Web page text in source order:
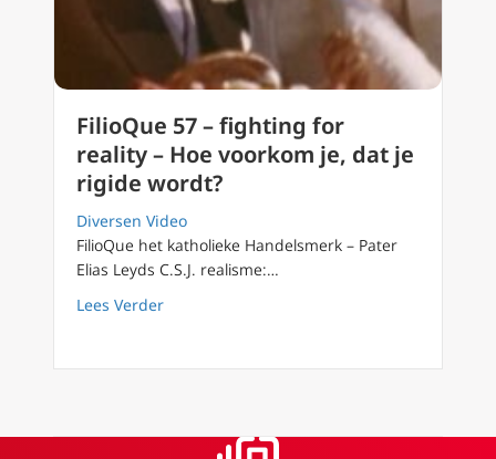
FilioQue 57 – fighting for
reality – Hoe voorkom je, dat je
rigide wordt?
Diversen Video
FilioQue het katholieke Handelsmerk – Pater
Elias Leyds C.S.J. realisme:…
Lees Verderabout FilioQue 57 – fighting for reality –